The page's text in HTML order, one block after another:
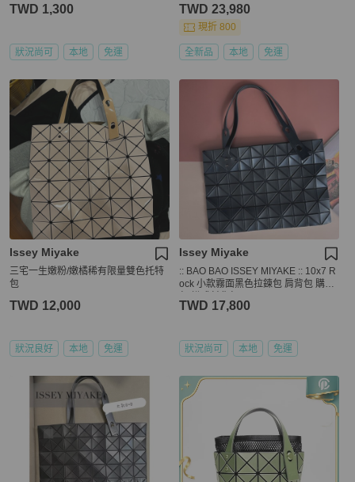
TWD 1,300
狀況尚可 本地 免運
TWD 23,980
現折 800
全新品 本地 免運
Issey Miyake
三宅一生嫩粉/嫩橘稀有限量雙色托特
包
TWD 12,000
狀況良好 本地 免運
Issey Miyake
:: BAO BAO ISSEY MIYAKE :: 10x7 R
ock 小款霧面黑色拉鍊包 肩背包 購物
TWD 17,800
狀況尚可 本地 免運